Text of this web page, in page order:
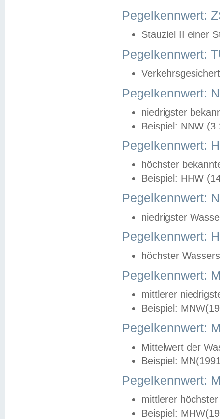
Pegelkennwert:
Stauziel II einer
Pegelkennwert:
Pegelkennwert:
niedrigster
Beispiel: NNW
Pegelkennwert:
höchster
Beispiel: HHW
Pegelkennwert:
niedrigster
Pegelkennwert:
höchster
Pegelkennwert:
mittlerer
Beispiel:
Pegelkennwert:
Mittelwert der
Beispiel:
Pegelkennwert:
mittlerer
Beispiel: